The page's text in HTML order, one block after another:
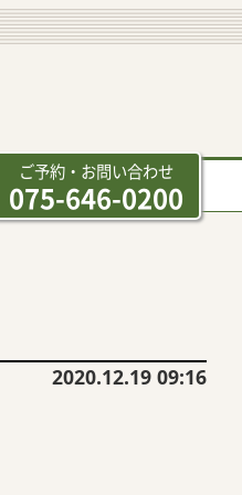
ご予約・お問い合わせ
075-646-0200
2020.12.19 09:16